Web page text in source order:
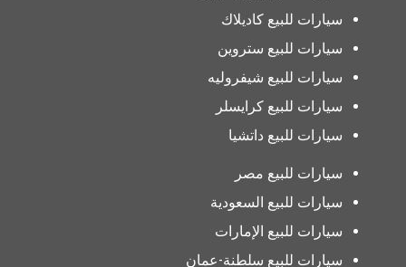
سيارات للبيع كاديلاك
سيارات للبيع ستروين
سيارات للبيع شيفروليه
سيارات للبيع كرايسلر
سيارات للبيع داتشيا
سيارات للبيع مصر
سيارات للبيع السعودية
سيارات للبيع الإمارات
سيارات للبيع سلطنة-عمان